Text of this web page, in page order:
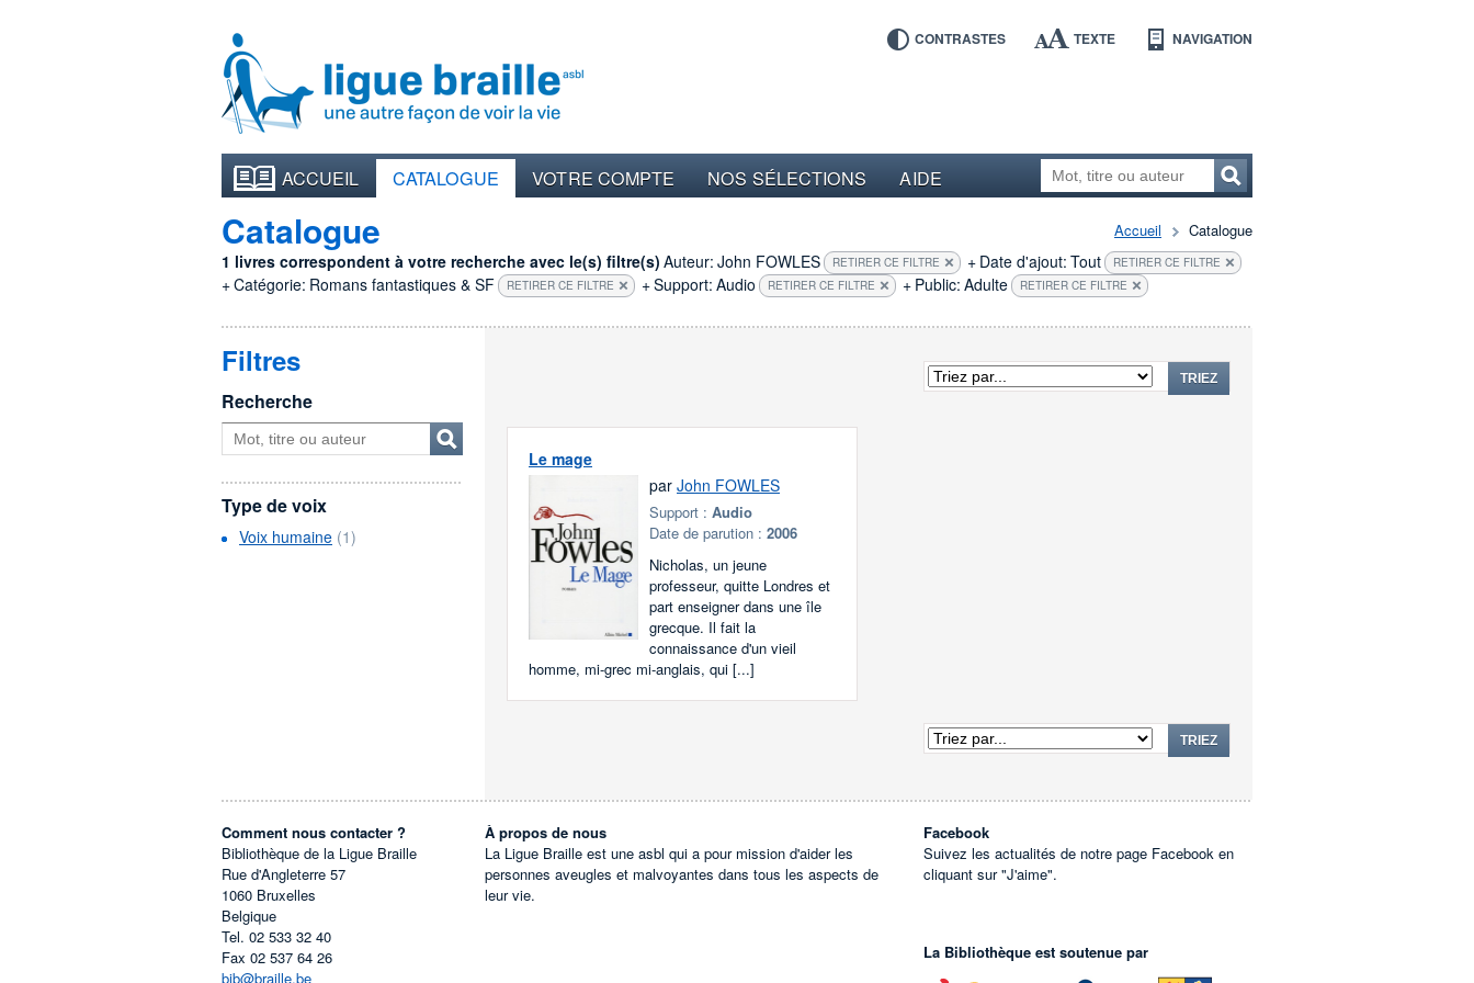
CONTRASTES TEXTE NAVIGATION
ACCUEIL CATALOGUE VOTRE COMPTE NOS SÉLECTIONS AIDE
Accueil Catalogue
Catalogue
1 livres correspondent à votre recherche avec le(s) filtre(s) Auteur: John FOWLES RETIRER CE FILTRE + Date d'ajout: Tout RETIRER CE FILTRE
+Catégorie: Romans fantastiques & SF RETIRER CE FILTRE +Support: Audio RETIRER CE FILTRE + Public: Adulte RETIRER CE FILTRE
TRIEZ
Le mage
parJohn FOWLES
Support :Audio
Date de parution :2006
Nicholas, un jeune
professeur, quitte Londres et
part enseigner dans une île
grecque. Il fait la
connaissance d'un vieil
homme, mi-grec mi-anglais, qui [...]
TRIEZ
Filtres
Recherche
Type de voix
Voix humaine (1)
Comment nous contacter ?
Bibliothèque de la Ligue Braille
Rue d'Angleterre 57
1060 Bruxelles
Belgique
Tel. 02 533 32 40
Fax 02 537 64 26
bib@braille.be
À propos de nous
La Ligue Braille est une asbl qui a pour mission d'aider les
personnes aveugles et malvoyantes dans tous les aspects de
leur vie.
Facebook
Suivez les actualités de notre page Facebook en
cliquant sur "J'aime".
La Bibliothèque est soutenue par